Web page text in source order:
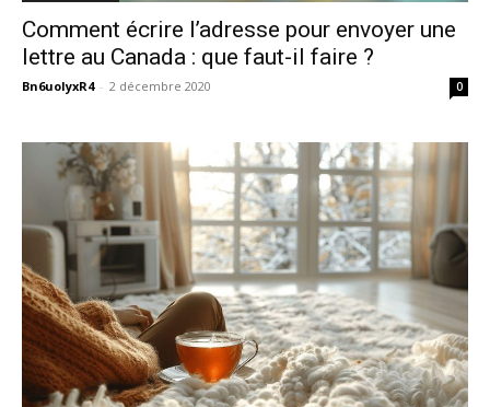
Comment écrire l’adresse pour envoyer une
lettre au Canada : que faut-il faire ?
Bn6uoIyxR4 - 2 décembre 2020 0